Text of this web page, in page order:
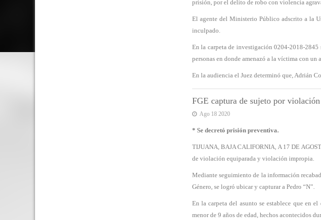
prisión, por el delito de robo con violencia
El agente del Ministerio Público adscrito a la
inculpado.
En la carpeta de investigación 0204-2018-
personas en donde amenazó a la víctima con
En la audiencia el Juez determinó que, Adrián
FGE captura de sujeto por
Ago 18 2020
* Se decretó prisión preventiva.
TIJUANA, BAJA CALIFORNIA, A 17 DE
de violación equiparada y violación impropia.
Mediante seguimiento de la información
Género, se logró ubicar y capturar a Pedro “N”.
En la carpeta del asunto se establece que en
menor de 9 años de edad, hechos acontecidos